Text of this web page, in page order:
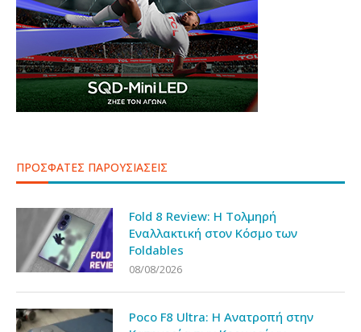
ΠΡΟΣΦΑΤΕΣ ΠΑΡΟΥΣΙΑΣΕΙΣ
Fold 8 Review: Η Τολμηρή
Εναλλακτική στον Κόσμο των
Foldables
08/08/2026
Poco F8 Ultra: Η Ανατροπή στην